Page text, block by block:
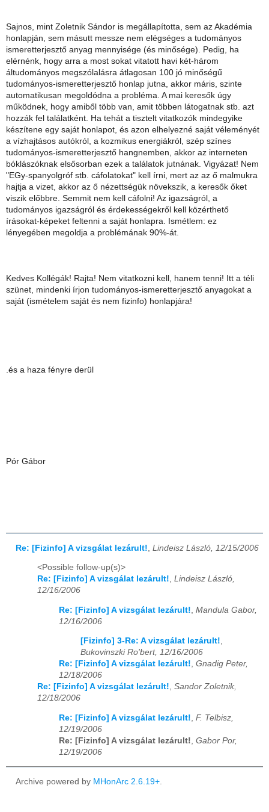
Sajnos, mint Zoletnik Sándor is megállapította, sem az Akadémia
honlapján, sem másutt messze nem elégséges a tudományos
ismeretterjesztő anyag mennyisége (és minősége). Pedig, ha
elérnénk, hogy arra a most sokat vitatott havi két-három
áltudományos megszólalásra átlagosan 100 jó minőségű
tudományos-ismeretterjesztő honlap jutna, akkor máris, szinte
automatikusan megoldódna a probléma. A mai keresők úgy
működnek, hogy amiből több van, amit többen látogatnak stb. azt
hozzák fel találatként. Ha tehát a tisztelt vitatkozók mindegyike
készítene egy saját honlapot, és azon elhelyezné saját véleményét
a vízhajtásos autókról, a kozmikus energiákról, szép színes
tudományos-ismeretterjesztő hangnemben, akkor az interneten
bóklászóknak elsősorban ezek a találatok jutnának. Vigyázat! Nem
"EGy-spanyolgróf stb. cáfolatokat" kell írni, mert az az ő malmukra
hajtja a vizet, akkor az ő nézettségük növekszik, a keresők őket
viszik előbbre. Semmit nem kell cáfolni! Az igazságról, a
tudományos igazságról és érdekességekről kell közérthető
írásokat-képeket feltenni a saját honlapra. Ismétlem: ez
lényegében megoldja a problémának 90%-át.
Kedves Kollégák! Rajta! Nem vitatkozni kell, hanem tenni! Itt a téli
szünet, mindenki írjon tudományos-ismeretterjesztő anyagokat a
saját (ismételem saját és nem fizinfo) honlapjára!
.és a haza fényre derül
Pór Gábor
Re: [Fizinfo] A vizsgálat lezárult! Lindeisz László, 12/15/2006
<Possible follow-up(s)>
Re: [Fizinfo] A vizsgálat lezárult!, Lindeisz László,
12/16/2006
Re: [Fizinfo] A vizsgálat lezárult! Mandula Gabor,
12/16/2006
[Fizinfo] 3-Re: A vizsgálat lezárult!,
Bukovinszki Ro'bert, 12/16/2006
Re: [Fizinfo] A vizsgálat lezárult!, Gnadig Peter,
12/18/2006
Re: [Fizinfo] A vizsgálat lezárult!, Sandor Zoletnik,
12/18/2006
Re: [Fizinfo] A vizsgálat lezárult! F. Telbisz,
12/19/2006
Re: [Fizinfo] A vizsgálat lezárult! Gabor Por,
12/19/2006
Archive powered by MHonArc 2.6.19+.